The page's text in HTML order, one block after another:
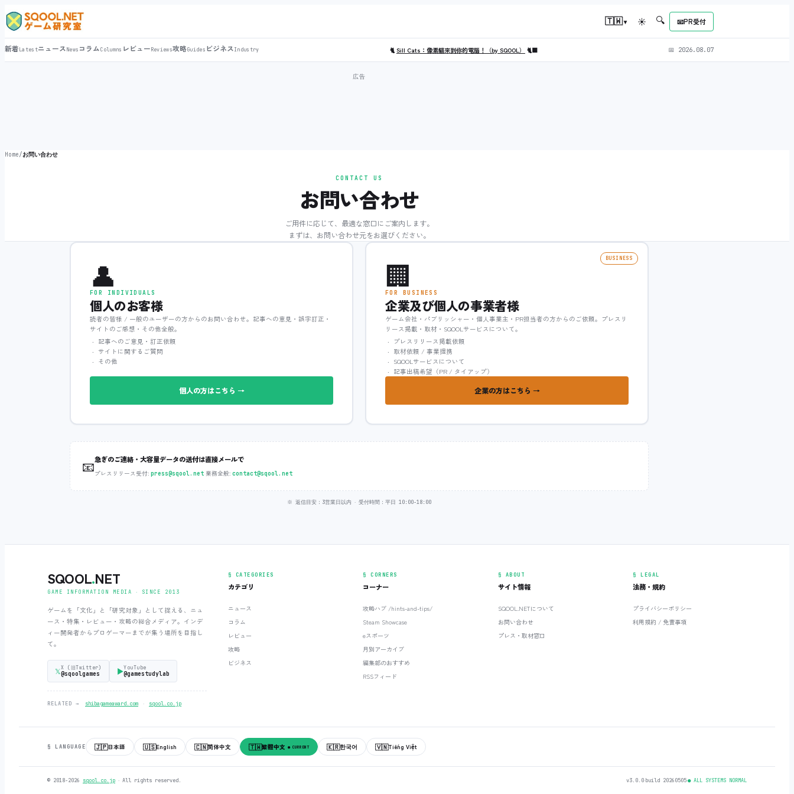
🇹🇼▾ ☀ 🔍 📧PR受付
新着LatestニュースNews コラムColumns レビューReviews攻略Guides ビジネスIndustry 🐈Sill Cats：像素貓來到你的電腦！（by SQOOL） 🐈‍⬛ 📅 2026.08.07
Home/お問い合わせ
CONTACT US
お問い合わせ
ご用件に応じて、最適な窓口にご案内します。
まずは、お問い合わせ元をお選びください。
👤
FOR INDIVIDUALS
個人のお客様
読者の皆様 / 一般のユーザーの方からのお問い合わせ。記事への意見・誤字訂正・
サイトのご感想・その他全般。
記事へのご意見・訂正依頼
サイトに関するご質問
その他
個人の方はこちら →
BUSINESS
🏢
FOR BUSINESS
企業及び個人の事業者様
ゲーム会社・パブリッシャー・個人事業主・PR担当者の方からのご依頼。プレスリ
リース掲載・取材・SQOOLサービスについて。
プレスリリース掲載依頼
取材依頼 / 事業提携
SQOOLサービスについて
記事出稿希望（PR / タイアップ）
企業の方はこちら →
📧急ぎのご連絡・大容量データの送付は直接メールで
プレスリリース受付: press@sqool.net 業務全般: contact@sqool.net
※ 返信目安：3営業日以内 ‧ 受付時間：平日 10:00-18:00
SQOOL.NET
GAME INFORMATION MEDIA ‧ SINCE 2013
ゲームを「文化」と「研究対象」として捉える、ニュ
ース・特集・レビュー・攻略の総合メディア。インデ
ィー開発者からプロゲーマーまでが集う場所を目指し
て。
𝕏X (旧Twitter)
@sqoolgames ▶YouTube
@gamestudylab
RELATED → shibagameaward.com ‧ sqool.co.jp
§ CATEGORIES
カテゴリ
ニュース
コラム
レビュー
攻略
ビジネス
§ CORNERS
コーナー
攻略ハブ /hints-and-tips/
Steam Showcase
eスポーツ
月別アーカイブ
編集部のおすすめ
RSSフィード
§ ABOUT
サイト情報
SQOOL.NETについて
お問い合わせ
プレス・取材窓口
§ LEGAL
法務・規約
プライバシーポリシー
利用規約 / 免責事項
§ LANGUAGE 🇯🇵日本語 🇺🇸English 🇨🇳简体中文 🇹🇼繁體中文 ● CURRENT 🇰🇷한국어 🇻🇳Tiếng Việt
© 2018-2026 sqool.co.jp ‧ All rights reserved. v3.0.0‧build 20260505‧● ALL SYSTEMS NORMAL